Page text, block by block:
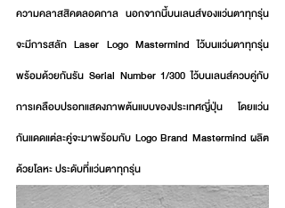
ความคลาสสิคตลอดกาล นอกจากนี้บนเลนส์ของแว่นตาทุกรุ่น
จะมีการสลัก Laser Logo Mastermind ไว้บนแว่นตาทุกรุ่น
พร้อมด้วยกันรัน Serial Number 1/300 ไว้บนเลนส์ควบคู่กับ
การเคลือบปรอทแสดงภาพต้นแบบของประเทศญี่ปุ่น โดยแว่น
กันแดดแต่ละคู่จะมาพร้อมกับ Logo Brand Mastermind ผลิต
ด้วยโลหะ ประดับที่แว่นตาทุกรุ่น